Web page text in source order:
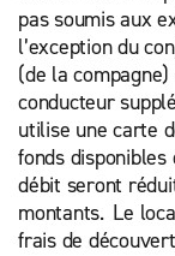
pas soumis aux
l’exception du
(de la
conducteur
utilise une carte
fonds
débit seront
montants. Le
frais de